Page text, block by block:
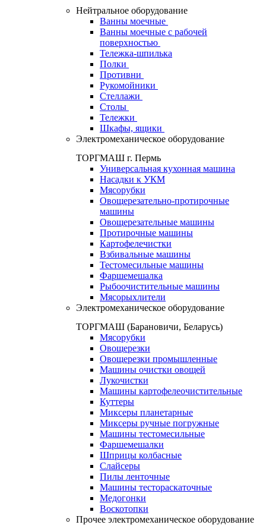
Нейтральное оборудование
Ванны моечные
Ванны моечные с рабочей
поверхностью
Тележка-шпилька
Полки
Противни
Рукомойники
Стеллажи
Столы
Тележки
Шкафы, ящики
Электромеханическое оборудование
ТОРГМАШ г. Пермь
Универсальная кухонная машина
Насадки к УКМ
Мясорубки
Овощерезательно-протирочные
машины
Овощерезательные машины
Протирочные машины
Картофелечистки
Взбивальные машины
Тестомесильные машины
Фаршемешалка
Рыбоочистительные машины
Мясорыхлители
Электромеханическое оборудование
ТОРГМАШ (Барановичи, Беларусь)
Мясорубки
Овощерезки
Овощерезки промышленные
Машины очистки овощей
Лукочистки
Машины картофелеочистительные
Куттеры
Миксеры планетарные
Миксеры ручные погружные
Машины тестомесильные
Фаршемешалки
Шприцы колбасные
Слайсеры
Пилы ленточные
Машины тестораскаточные
Медогонки
Воскотопки
Прочее электромеханическое оборудование